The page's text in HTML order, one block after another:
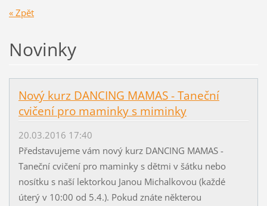
« Zpět
Novinky
Nový kurz DANCING MAMAS - Taneční
cvičení pro maminky s miminky
20.03.2016 17:40
Představujeme vám nový kurz DANCING MAMAS -
Taneční cvičení pro maminky s dětmi v šátku nebo
nosítku s naší lektorkou Janou Michalkovou (každé
úterý v 10:00 od 5.4.). Pokud znáte některou